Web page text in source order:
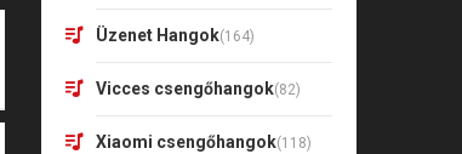
Üzenet Hangok(164)
Vicces csengőhangok(82)
Xiaomi csengőhangok(118)